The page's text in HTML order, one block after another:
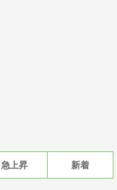
急上昇 新着